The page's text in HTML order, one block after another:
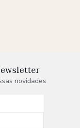
novidades